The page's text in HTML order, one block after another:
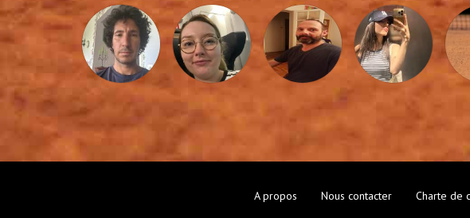
A propos Nous contacter Charte de